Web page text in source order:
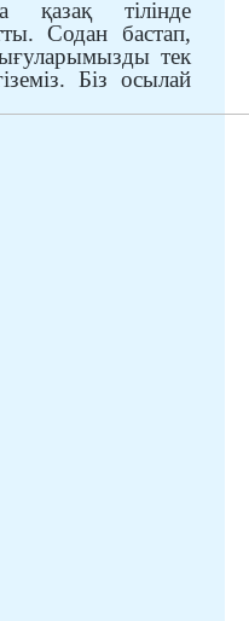
қазақ тілінде
. Содан бастап,
тек
Біз осылай